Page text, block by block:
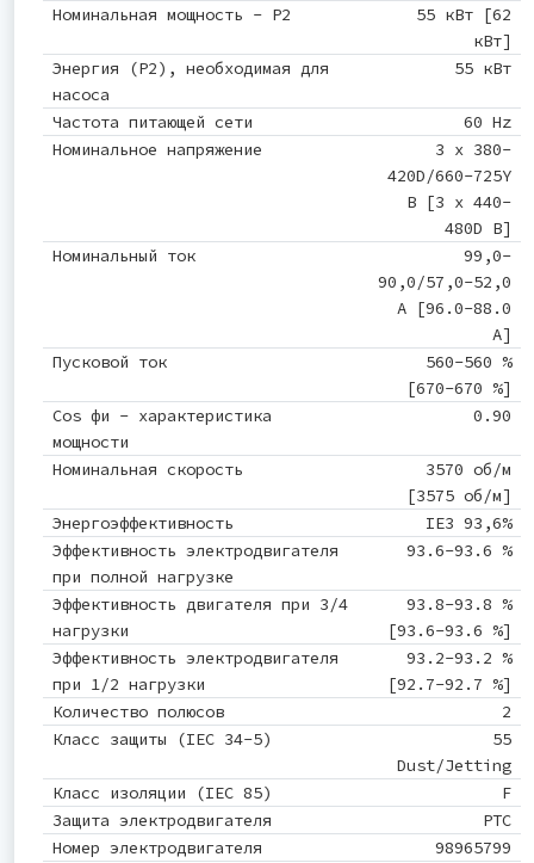
Номинальная мощность - P2
55 кВт [62
кВт]
Энергия (Р2), необходимая для
насоса
55 кВт
Частота питающей сети
60 Hz
Номинальное напряжение
3 x 380-
420D/660-725Y
В [3 x 440-
480D В]
Номинальный ток
99,0-
90,0/57,0-52,0
A [96.0-88.0
A]
Пусковой ток
560-560 %
[670-670 %]
Cos фи - характеристика
мощности
0.90
Номинальная скорость
3570 об/м
[3575 об/м]
Энергоэффективность
IE3 93,6%
Эффективность электродвигателя
при полной нагрузке
93.6-93.6 %
Эффективность двигателя при 3/4
нагрузки
93.8-93.8 %
[93.6-93.6 %]
Эффективность электродвигателя
при 1/2 нагрузки
93.2-93.2 %
[92.7-92.7 %]
Количество полюсов
2
Класс защиты (IEC 34-5)
55
Dust/Jetting
Класс изоляции (IEC 85)
F
Защита электродвигателя
PTC
Номер электродвигателя
98965799